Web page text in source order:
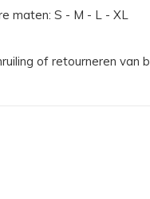
maten: S - M - L - XL
of retourneren